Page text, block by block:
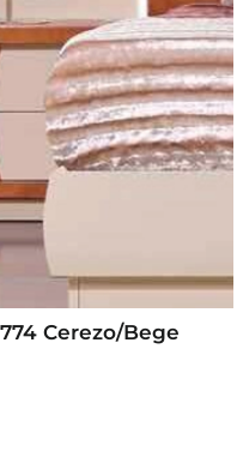
Cerezo/Bege